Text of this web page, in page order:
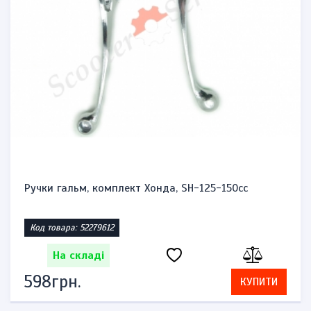
Сальники передньої вилки 51153-45F00-00 Сузукі
Код товара: 42387501
На складі
736грн. КУПИТИ